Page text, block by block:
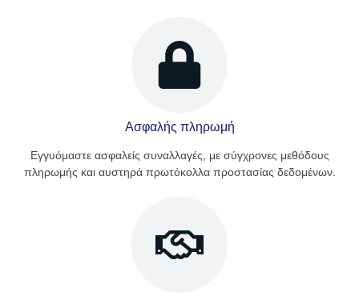
Ασφαλής πληρωμή
Εγγυόμαστε ασφαλείς συναλλαγές, με σύγχρονες μεθόδους
πληρωμής και αυστηρά πρωτόκολλα προστασίας δεδομένων.